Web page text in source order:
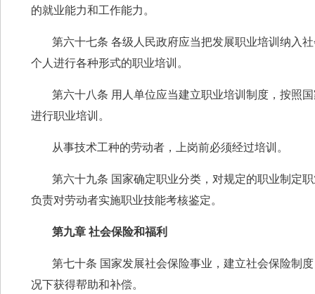
的就业能力和工作能力。
第六十七条 各级人民政府应当把发展职业培训纳入
个人进行各种形式的职业培训。
第六十八条 用人单位应当建立职业培训制度，按照
进行职业培训。
从事技术工种的劳动者，上岗前必须经过培训。
第六十九条 国家确定职业分类，对规定的职业制定
负责对劳动者实施职业技能考核鉴定。
第九章 社会保险和福利
第七十条 国家发展社会保险事业，建立社会保险制
况下获得帮助和补偿。